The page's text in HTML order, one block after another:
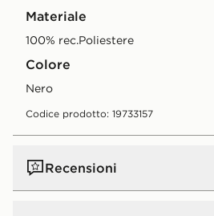
Materiale
100% rec.Poliestere
Colore
nero
Codice prodotto: 19733157
Recensioni